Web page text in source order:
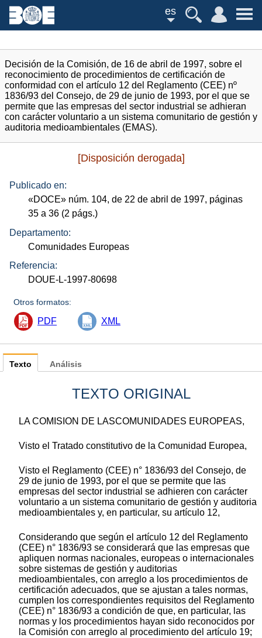
es
Decisión de la Comisión, de 16 de abril de 1997, sobre el
reconocimiento de procedimientos de certificación de
conformidad con el artículo 12 del Reglamento (CEE) nº
1836/93 del Consejo, de 29 de junio de 1993, por el que se
permite que las empresas del sector industrial se adhieran
con carácter voluntario a un sistema comunitario de gestión y
auditoria medioambientales (EMAS).
[Disposición derogada]
Publicado en:
«DOCE» núm. 104, de 22 de abril de 1997, páginas
35 a 36 (2 págs.)
Departamento:
Comunidades Europeas
Referencia:
DOUE-L-1997-80698
Otros formatos:
PDF XML
Texto
TEXTO ORIGINAL
LA COMISION DE LASCOMUNIDADES EUROPEAS,
Visto el Tratado constitutivo de la Comunidad Europea,
Visto el Reglamento (CEE) n° 1836/93 del Consejo, de
29 de junio de 1993, por el que se permite que las
empresas del sector industrial se adhieren con carácter
voluntario a un sistema comunitario de gestión y auditoria
medioambientales y, en particular, su artículo 12,
Considerando que según el artículo 12 del Reglamento
(CEE) n° 1836/93 se considerará que las empresas que
apliquen normas nacionales, europeas o internacionales
sobre sistemas de gestión y auditorias
medioambientales, con arreglo a los procedimientos de
certificación adecuados, que se ajustan a tales normas,
cumplen los correspondientes requisitos del Reglamento
(CEE) n° 1836/93 a condición de que, en particular, las
normas y los procedimientos hayan sido reconocidos por
la Comisión con arreglo al procedimiento del artículo 19;
Análisis